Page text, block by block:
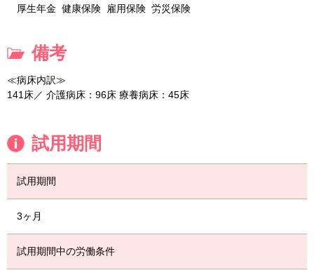
厚生年金 健康保険 雇用保険 労災保険
備考
≪病床内訳≫
141床／ 介護病床：96床 療養病床：45床
試用期間
試用期間
3ヶ月
試用期間中の労働条件